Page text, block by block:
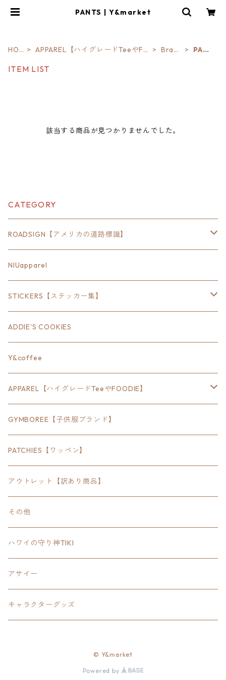
PANTS | Y&market
HO
APPAREL【ハイグレードTeeやFO
Bradl
PANT
ITEM LIST
該当する商品が見つかりませんでした。
CATEGORY
ROADSIGN【アメリカの道路標識】
18inch×6inch
18inch×8inch
18inch×12inch
24inch×8inch
18inch×24inch
30inch×24inch
18inchオクタゴン八角形
24inchオクタゴン八角形
18inch×18inchスクエア正方形
California State Routeカリフォルニア州
Interstate 州間道路型
U.S. Route国道（アメリカ）
NIUapparel
STICKERS【ステッカー集】
ステート
ハウス
クルマ
セキュリティ
アウトドア
スポーツ
ピクトグラム
ブランド
ミリタリー
ゲーム
ADDIE'S COOKIES
Y&coffee
APPAREL【ハイグレードTeeやFOODIE】
Bradley
SEWTS
FOODIE
KIDS
POMONA
GYMBOREE【子供服ブランド】
PATCHIES【ワッペン】
アウトレット【訳あり商品】
その他
ハワイの守り神TIKI
アサイー
キャラクターグッズ
© Y&market
Powered by